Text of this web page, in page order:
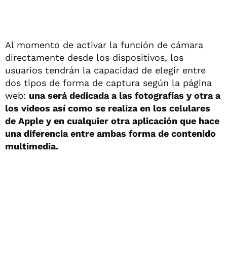
Al momento de activar la función de cámara
directamente desde los dispositivos, los
usuarios tendrán la capacidad de elegir entre
dos tipos de forma de captura según la página
web: una será dedicada a las fotografías y otra a
los videos así como se realiza en los celulares
de Apple y en cualquier otra aplicación que hace
una diferencia entre ambas forma de contenido
multimedia.